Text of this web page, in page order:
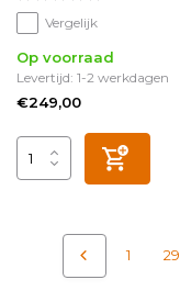
Vergelijk
Op voorraad
Levertijd: 1-2 werkdagen
€249,00
1 29